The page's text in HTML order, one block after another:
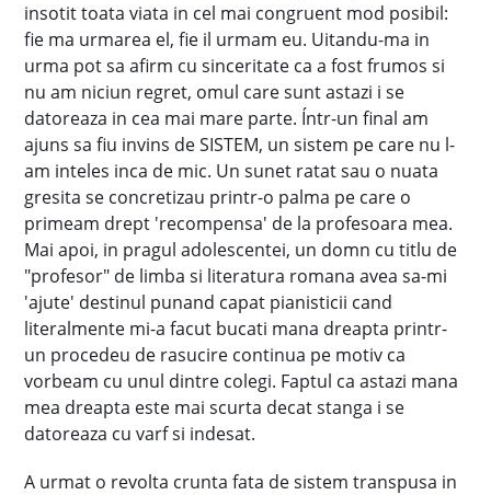
insotit toata viata in cel mai congruent mod posibil:
fie ma urmarea el, fie il urmam eu. Uitandu-ma in
urma pot sa afirm cu sinceritate ca a fost frumos si
nu am niciun regret, omul care sunt astazi i se
datoreaza in cea mai mare parte. Íntr-un final am
ajuns sa fiu invins de SISTEM, un sistem pe care nu l-
am inteles inca de mic. Un sunet ratat sau o nuata
gresita se concretizau printr-o palma pe care o
primeam drept 'recompensa' de la profesoara mea.
Mai apoi, in pragul adolescentei, un domn cu titlu de
"profesor" de limba si literatura romana avea sa-mi
'ajute' destinul punand capat pianisticii cand
literalmente mi-a facut bucati mana dreapta printr-
un procedeu de rasucire continua pe motiv ca
vorbeam cu unul dintre colegi. Faptul ca astazi mana
mea dreapta este mai scurta decat stanga i se
datoreaza cu varf si indesat.
A urmat o revolta crunta fata de sistem transpusa in